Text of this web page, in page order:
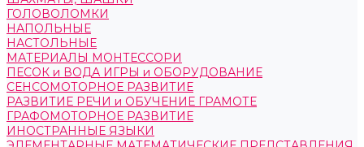
ГОЛОВОЛОМКИ
НАПОЛЬНЫЕ
НАСТОЛЬНЫЕ
МАТЕРИАЛЫ МОНТЕССОРИ
ПЕСОК и ВОДА ИГРЫ и ОБОРУДОВАНИЕ
СЕНСОМОТОРНОЕ РАЗВИТИЕ
РАЗВИТИЕ РЕЧИ и ОБУЧЕНИЕ ГРАМОТЕ
ГРАФОМОТОРНОЕ РАЗВИТИЕ
ИНОСТРАННЫЕ ЯЗЫКИ